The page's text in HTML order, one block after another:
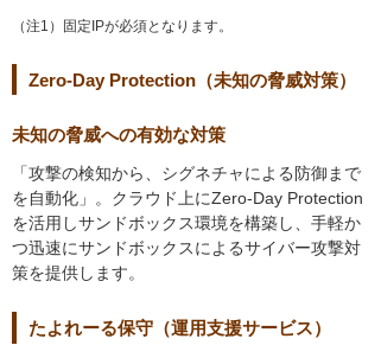
（注1）固定IPが必須となります。
Zero-Day Protection（未知の脅威対策）
未知の脅威への有効な対策
「攻撃の検知から、シグネチャによる防御まで
を自動化」。クラウド上にZero-Day Protection
を活用しサンドボックス環境を構築し、手軽か
つ迅速にサンドボックスによるサイバー攻撃対
策を提供します。
たよれーる保守（運用支援サービス）